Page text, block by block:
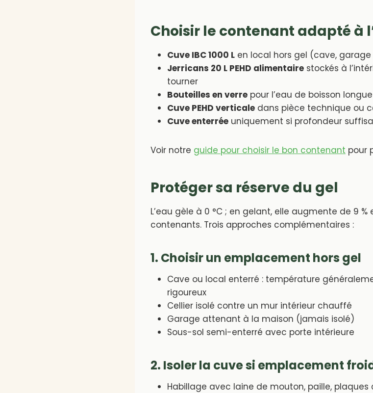
Choisir le contenant adapté à
Cuve IBC 1000 L en local hors gel (cave,
Jerricans 20 L PEHD alimentaire stockés à
tourner
Bouteilles en verre pour l’eau de boisson
Cuve PEHD verticale dans pièce technique ou
Cuve enterrée uniquement si profondeur
Voir notre guide pour choisir le bon contenant pour
Protéger sa réserve du gel
L’eau gèle à 0 °C ; en gelant, elle augmente de 9
contenants. Trois approches complémentaires :
1. Choisir un emplacement hors gel
Cave ou local enterré : température
rigoureux
Cellier isolé contre un mur intérieur chauffé
Garage attenant à la maison (jamais isolé)
Sous-sol semi-enterré avec porte intérieure
2. Isoler la cuve si emplacement
Habillage avec laine de mouton, paille, plaques